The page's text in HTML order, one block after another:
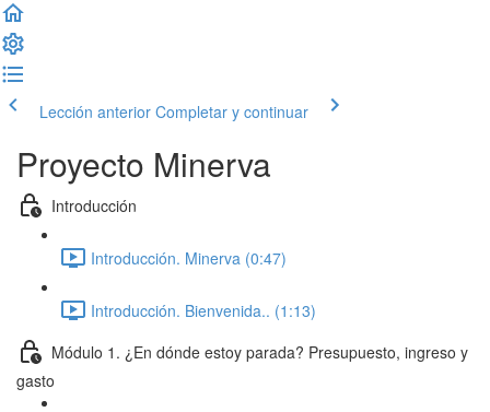
Lección anterior Completar y continuar
Proyecto Minerva
Introducción
Introducción. Minerva (0:47)
Introducción. Bienvenida.. (1:13)
Módulo 1. ¿En dónde estoy parada? Presupuesto, ingreso y
gasto